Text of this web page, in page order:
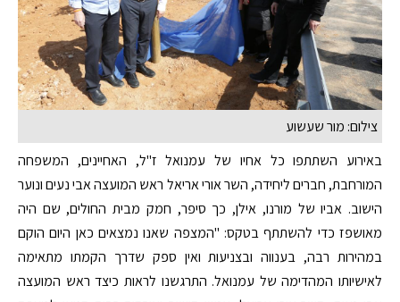
צילום: מור שעשוע
באירוע השתתפו כל אחיו של עמנואל ז"ל, האחיינים, המשפחה
המורחבת, חברים ליחידה, השר אורי אריאל ראש המועצה אבי נעים ונוער
הישוב. אביו של מורנו, אילן, כך סיפר, חמק מבית החולים, שם היה
מאושפז כדי להשתתף בטקס: "המצפה שאנו נמצאים כאן היום הוקם
במהירות רבה, בענווה ובצניעות ואין ספק שדרך הקמתו מתאימה
לאישיותו המהדימה של עמנואל. התרגשנו לראות כיצד ראש המועצה